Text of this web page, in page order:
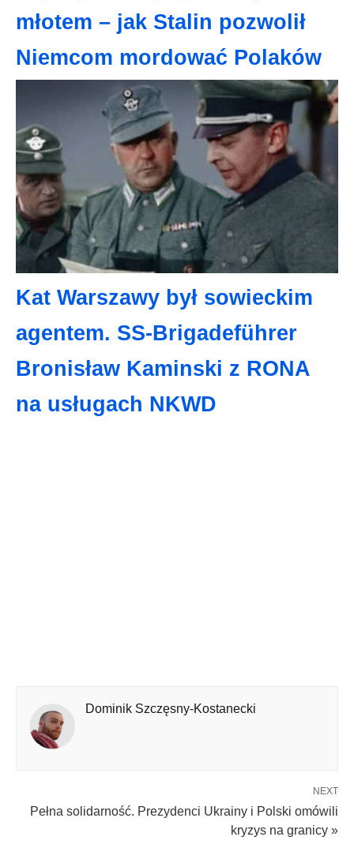
młotem – jak Stalin pozwolił
Niemcom mordować Polaków
Kat Warszawy był sowieckim
agentem. SS-Brigadeführer
Bronisław Kaminski z RONA
na usługach NKWD
Dominik Szczęsny-Kostanecki
NEXT
Pełna solidarność. Prezydenci Ukrainy i Polski omówili
kryzys na granicy »